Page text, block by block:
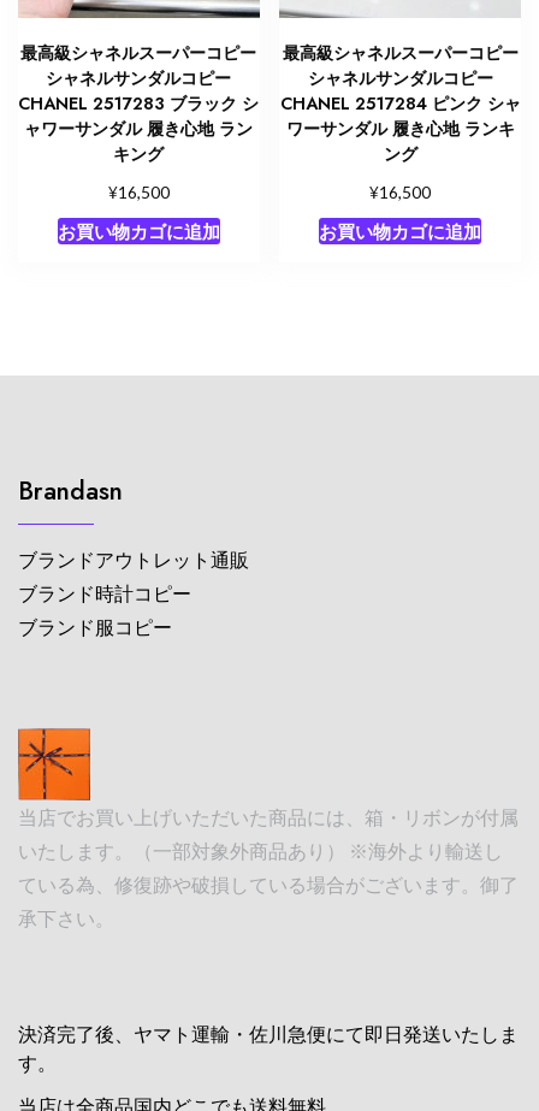
最高級シャネルスーパーコピー
シャネルサンダルコピー
CHANEL 2517283 ブラック シ
ャワーサンダル 履き心地 ラン
キング
¥16,500
お買い物カゴに追加
最高級シャネルスーパーコピー
シャネルサンダルコピー
CHANEL 2517284 ピンク シャ
ワーサンダル 履き心地 ランキ
ング
¥16,500
お買い物カゴに追加
Brandasn
ブランドアウトレット通販
ブランド時計コピー
ブランド服コピー
当店でお買い上げいただいた商品には、箱・リボンが付属
いたします。（一部対象外商品あり） ※海外より輸送し
ている為、修復跡や破損している場合がございます。御了
承下さい。
決済完了後、ヤマト運輸・佐川急便にて即日発送いたしま
す。
当店は全商品国内どこでも送料無料